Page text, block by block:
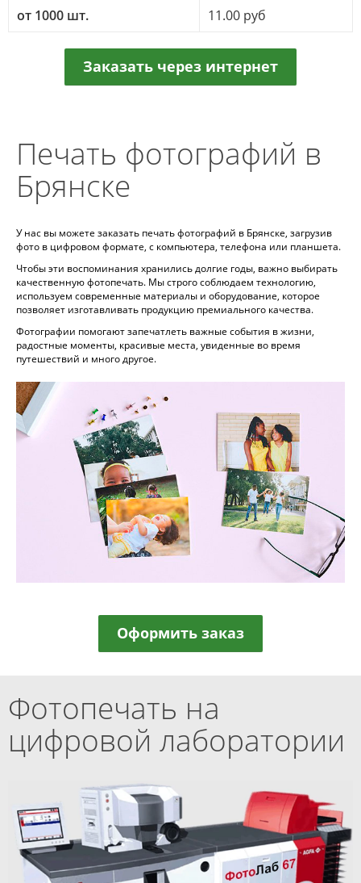
от 1000 шт.
11.00 руб
Заказать через интернет
Печать фотографий в
Брянске
У нас вы можете заказать печать фотографий в Брянске, загрузив
фото в цифровом формате, с компьютера, телефона или планшета.
Чтобы эти воспоминания хранились долгие годы, важно выбирать
качественную фотопечать. Мы строго соблюдаем технологию,
используем современные материалы и оборудование, которое
позволяет изготавливать продукцию премиального качества.
Фотографии помогают запечатлеть важные события в жизни,
радостные моменты, красивые места, увиденные во время
путешествий и много другое.
Оформить заказ
Фотопечать на
цифровой лаборатории